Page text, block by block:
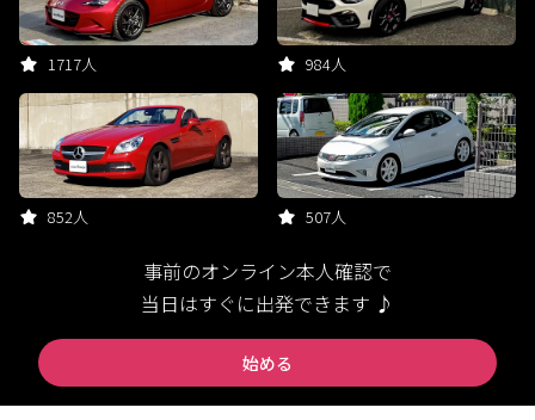
1717人 984人
852人 507人
事前のオンライン本人確認で
当日はすぐに出発できます ♪
始める